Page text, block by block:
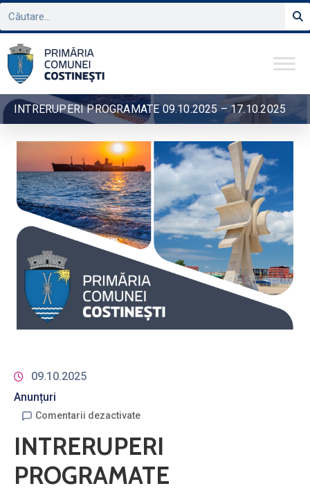
INTRERUPERI PROGRAMATE 09.10.2025 – 17.10.2025
09.10.2025
Anunțuri
Comentarii dezactivate
INTRERUPERI
PROGRAMATE